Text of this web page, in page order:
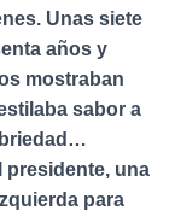
Unas siete
años y
mostraban
sabor a
presidente, una
para